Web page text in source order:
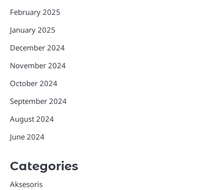
February 2025
January 2025
December 2024
November 2024
October 2024
September 2024
August 2024
June 2024
Categories
Aksesoris